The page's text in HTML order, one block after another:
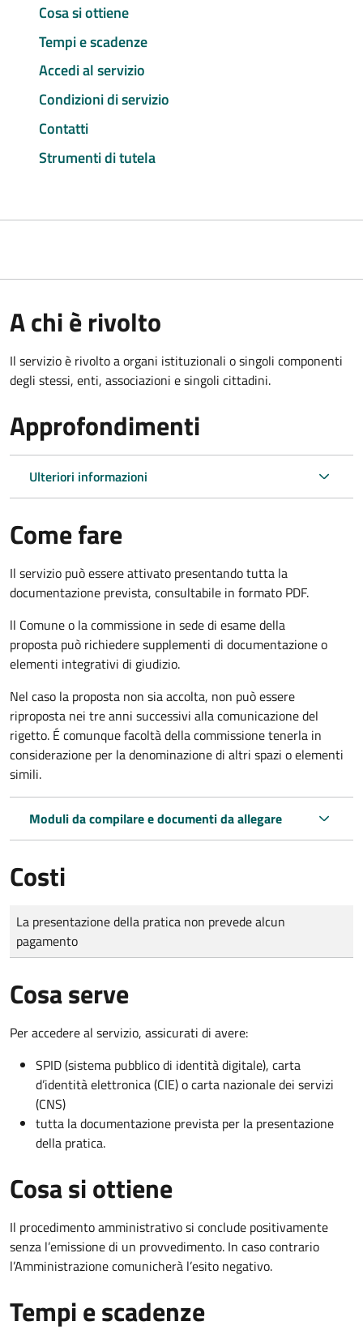
Cosa si ottiene
Tempi e scadenze
Accedi al servizio
Condizioni di servizio
Contatti
Strumenti di tutela
A chi è rivolto
Il servizio è rivolto a organi istituzionali o singoli componenti
degli stessi, enti, associazioni e singoli cittadini.
Approfondimenti
Ulteriori informazioni
Come fare
Il servizio può essere attivato presentando tutta la
documentazione prevista, consultabile in formato PDF.
ll Comune o la commissione in sede di esame della
proposta può richiedere supplementi di documentazione o
elementi integrativi di giudizio.
Nel caso la proposta non sia accolta, non può essere
riproposta nei tre anni successivi alla comunicazione del
rigetto. É comunque facoltà della commissione tenerla in
considerazione per la denominazione di altri spazi o elementi
simili.
Moduli da compilare e documenti da allegare
Costi
Tipo di pagamento
Importo
La presentazione della pratica non prevede alcun
pagamento
Cosa serve
Per accedere al servizio, assicurati di avere:
SPID (sistema pubblico di identità digitale), carta
d’identità elettronica (CIE) o carta nazionale dei servizi
(CNS)
tutta la documentazione prevista per la presentazione
della pratica.
Cosa si ottiene
Il procedimento amministrativo si conclude positivamente
senza l’emissione di un provvedimento. In caso contrario
l’Amministrazione comunicherà l’esito negativo.
Tempi e scadenze